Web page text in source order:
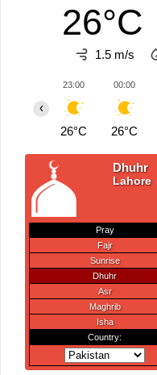
26°C
1.5 m/s
23:00
26°C
00:00
26°C
‹